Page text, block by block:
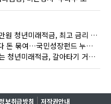
3년 뒤 2200만원 청년미래적금, 최고 금리 받으려면?
세금 아끼려다 돈 묶여…국민성장펀드 누가 가입하면 좋을까
12% 얹어주는 청년미래적금, 갈아타기 거절 될수 있어요
보취급방침 저작권안내